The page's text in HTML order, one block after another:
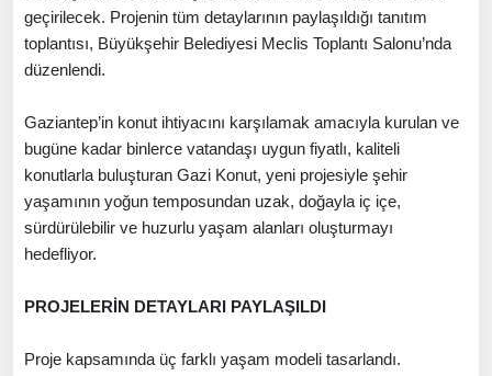
geçirilecek. Projenin tüm detaylarının paylaşıldığı tanıtım
toplantısı, Büyükşehir Belediyesi Meclis Toplantı Salonu’nda
düzenlendi.
Gaziantep’in konut ihtiyacını karşılamak amacıyla kurulan ve
bugüne kadar binlerce vatandaşı uygun fiyatlı, kaliteli
konutlarla buluşturan Gazi Konut, yeni projesiyle şehir
yaşamının yoğun temposundan uzak, doğayla iç içe,
sürdürülebilir ve huzurlu yaşam alanları oluşturmayı
hedefliyor.
PROJELERİN DETAYLARI PAYLAŞILDI
Proje kapsamında üç farklı yaşam modeli tasarlandı.